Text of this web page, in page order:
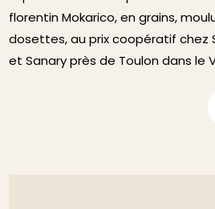
florentin Mokarico, en grains,
dosettes, au prix coopératif chez
et Sanary près de Toulon dans le